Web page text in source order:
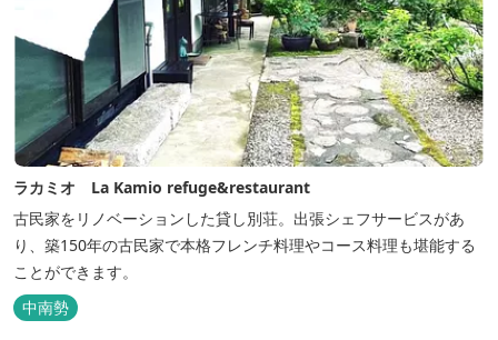
ラカミオ La Kamio refuge&restaurant
古民家をリノベーションした貸し別荘。出張シェフサービスがあ
り、築150年の古民家で本格フレンチ料理やコース料理も堪能する
ことができます。
中南勢